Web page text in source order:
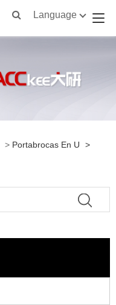
Language
> Portabrocas En U
>